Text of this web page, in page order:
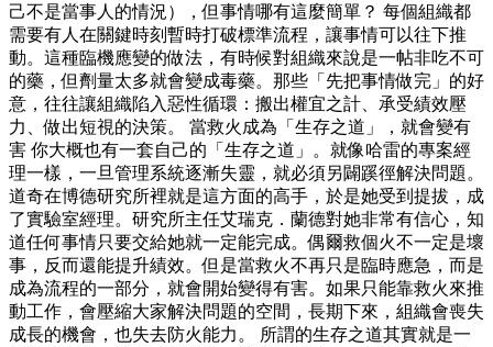
己不是當事人的情況），但事情哪有這麼簡單？ 每個組織都
需要有人在關鍵時刻暫時打破標準流程，讓事情可以往下推
動。這種臨機應變的做法，有時候對組織來說是一帖非吃不可
的藥，但劑量太多就會變成毒藥。那些「先把事情做完」的好
意，往往讓組織陷入惡性循環：搬出權宜之計、承受績效壓
力、做出短視的決策。 當救火成為「生存之道」，就會變有
害 你大概也有一套自己的「生存之道」。就像哈雷的專案經
理一樣，一旦管理系統逐漸失靈，就必須另闢蹊徑解決問題。
道奇在博德研究所裡就是這方面的高手，於是她受到提拔，成
了實驗室經理。研究所主任艾瑞克．蘭德對她非常有信心，知
道任何事情只要交給她就一定能完成。偶爾救個火不一定是壞
事，反而還能提升績效。但是當救火不再只是臨時應急，而是
成為流程的一部分，就會開始變得有害。如果只能靠救火來推
動工作，會壓縮大家解決問題的空間，長期下來，組織會喪失
成長的機會，也失去防火能力。 所謂的生存之道其實就是一